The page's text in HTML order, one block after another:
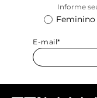
Informe
Feminino
E-mail*